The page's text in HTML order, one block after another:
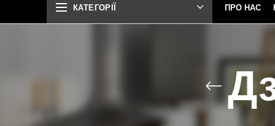
КАТЕГОРІЇ ПРО НАС